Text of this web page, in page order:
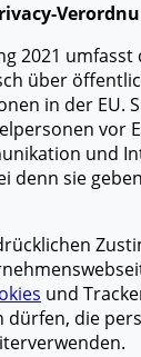
2021 umfasst
über
in der EU.
vor
und
denn sie
und
dürfen, die